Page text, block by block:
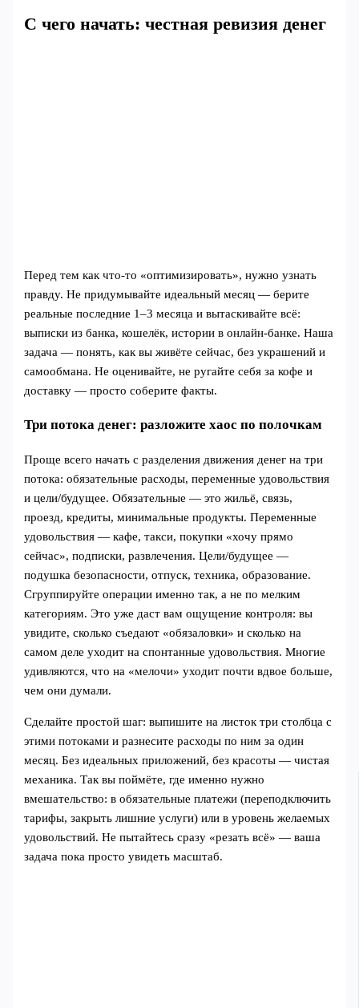
С чего начать: честная ревизия денег
Перед тем как что-то «оптимизировать», нужно узнать
правду. Не придумывайте идеальный месяц — берите
реальные последние 1–3 месяца и вытаскивайте всё:
выписки из банка, кошелёк, истории в онлайн-банке. Наша
задача — понять, как вы живёте сейчас, без украшений и
самообмана. Не оценивайте, не ругайте себя за кофе и
доставку — просто соберите факты.
Три потока денег: разложите хаос по полочкам
Проще всего начать с разделения движения денег на три
потока: обязательные расходы, переменные удовольствия
и цели/будущее. Обязательные — это жильё, связь,
проезд, кредиты, минимальные продукты. Переменные
удовольствия — кафе, такси, покупки «хочу прямо
сейчас», подписки, развлечения. Цели/будущее —
подушка безопасности, отпуск, техника, образование.
Сгруппируйте операции именно так, а не по мелким
категориям. Это уже даст вам ощущение контроля: вы
увидите, сколько съедают «обязаловки» и сколько на
самом деле уходит на спонтанные удовольствия. Многие
удивляются, что на «мелочи» уходит почти вдвое больше,
чем они думали.
Сделайте простой шаг: выпишите на листок три столбца с
этими потоками и разнесите расходы по ним за один
месяц. Без идеальных приложений, без красоты — чистая
механика. Так вы поймёте, где именно нужно
вмешательство: в обязательные платежи (переподключить
тарифы, закрыть лишние услуги) или в уровень желаемых
удовольствий. Не пытайтесь сразу «резать всё» — ваша
задача пока просто увидеть масштаб.